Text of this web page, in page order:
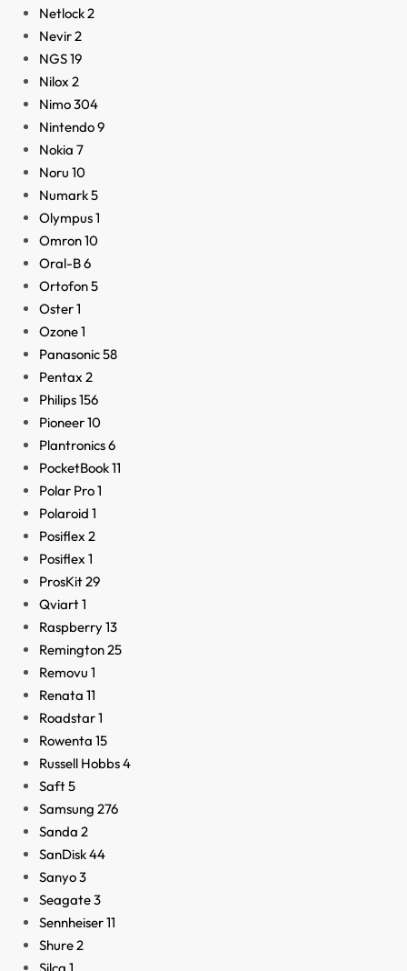
Netlock2
Nevir2
NGS19
Nilox 2
Nimo304
Nintendo9
Nokia 7
Noru 10
Numark5
Olympus1
Omron10
Oral-B6
Ortofon5
Oster1
Ozone1
Panasonic58
Pentax 2
Philips156
Pioneer10
Plantronics6
PocketBook11
Polar Pro1
Polaroid 1
Posiflex 2
Posiflex 1
ProsKit29
Qviart1
Raspberry13
Remington25
Removu 1
Renata 11
Roadstar1
Rowenta 15
Russell Hobbs4
Saft5
Samsung 276
Sanda 2
SanDisk44
Sanyo3
Seagate3
Sennheiser11
Shure2
Silca 1